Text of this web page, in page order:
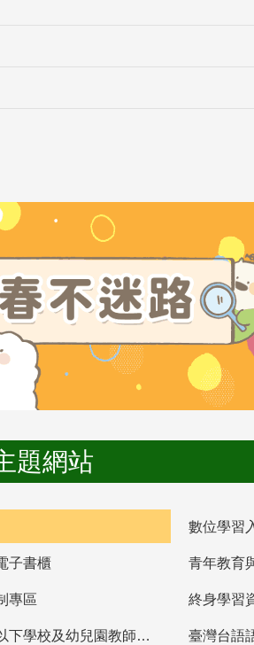
題網站
數位學習
子書櫃 青年教育
專區 終身學習
教育部高中等以下學校及幼兒園教師資格檢定考試 臺灣台語